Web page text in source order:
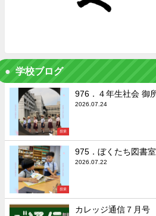
学校ブログ
授業
976．４年生社会 御
2026.07.24
授業
975．ぼくたち図書
2026.07.22
カレッジ通信７月号